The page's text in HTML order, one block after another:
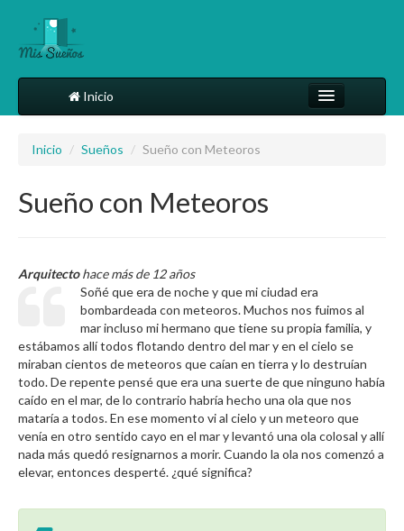
Inicio
Más
Inicio / Sueños / Sueño con Meteoros
Sueño con Meteoros
Arquitectohace más de 12 años
Soñé que era de noche y que mi ciudad era
bombardeada con meteoros. Muchos nos fuimos al
mar incluso mi hermano que tiene su propia familia, y
estábamos allí todos flotando dentro del mar y en el cielo se
miraban cientos de meteoros que caían en tierra y lo destruían
todo. De repente pensé que era una suerte de que ninguno había
caído en el mar, de lo contrario habría hecho una ola que nos
mataría a todos. En ese momento vi al cielo y un meteoro que
venía en otro sentido cayo en el mar y levantó una ola colosal y allí
nada más quedó resignarnos a morir. Cuando la ola nos comenzó a
elevar, entonces desperté. ¿qué significa?